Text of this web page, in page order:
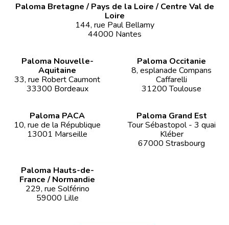
Paloma Bretagne / Pays de la Loire / Centre Val de
Loire
144, rue Paul Bellamy
44000 Nantes
Paloma Nouvelle-
Aquitaine
33, rue Robert Caumont
33300 Bordeaux
Paloma Occitanie
8, esplanade Compans
Caffarelli
31200 Toulouse
Paloma PACA
10, rue de la République
13001 Marseille
Paloma Grand Est
Tour Sébastopol - 3 quai
Kléber
67000 Strasbourg
Paloma Hauts-de-
France / Normandie
229, rue Solférino
59000 Lille